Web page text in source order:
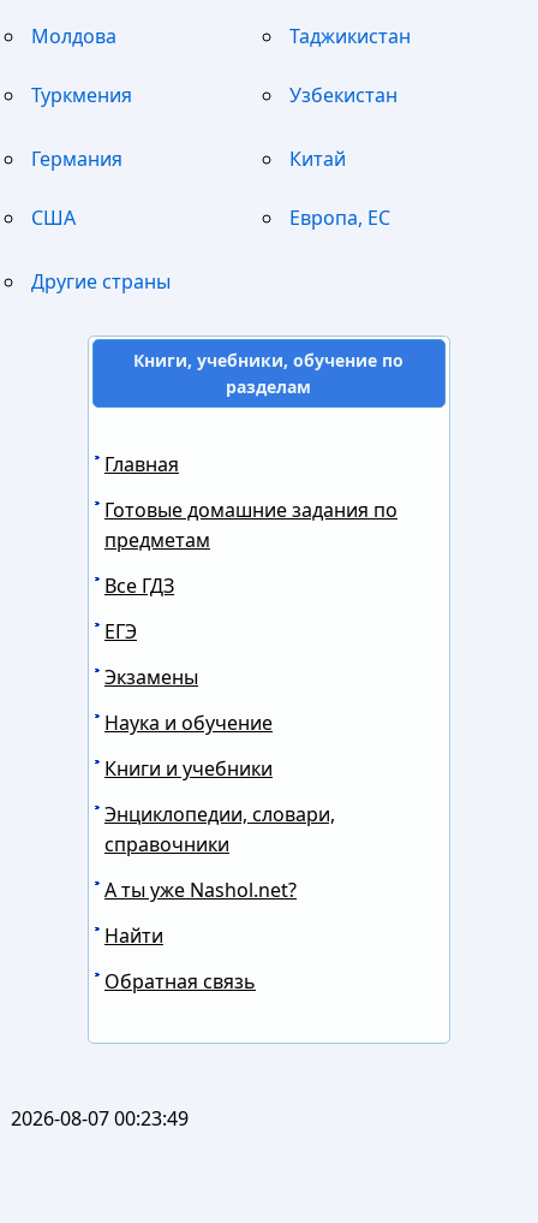
Молдова Таджикистан
Туркмения Узбекистан
Германия Китай
США Европа, ЕС
Другие страны
Книги, учебники, обучение по
разделам
Главная
Готовые домашние задания по
предметам
Все ГДЗ
ЕГЭ
Экзамены
Наука и обучение
Книги и учебники
Энциклопедии, словари,
справочники
А ты уже Nashol.net?
Найти
Обратная связь
2026-08-07 00:23:49